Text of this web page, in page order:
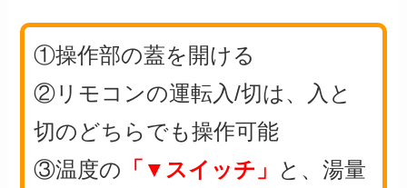
①操作部の蓋を開ける
②リモコンの運転入/切は、入と
切のどちらでも操作可能
③温度の 「▼スイッチ」
と、湯量